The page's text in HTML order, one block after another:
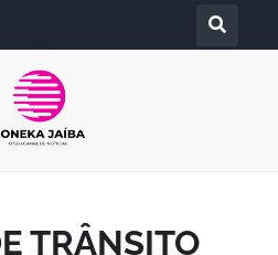
TRÂNSITO